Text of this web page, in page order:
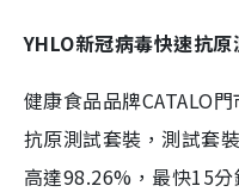
YHLO新冠病毒快速抗
健康食品品牌CATALO
抗原測試套裝，測試套
高達98.26%，最快15